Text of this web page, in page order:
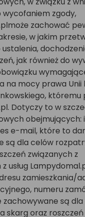
wycofaniem zgody,
zachować
w jakim
jak również do
na mocy prawa Unii
któremu
Dotyczy to w
obejmujących:
e-mail, które to
są dla celów
związanych z
usług
zamieszkania/
numeru
są
skarg oraz